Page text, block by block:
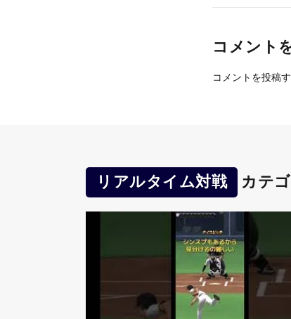
コメント
コメントを投稿
リアルタイム対戦 カテ